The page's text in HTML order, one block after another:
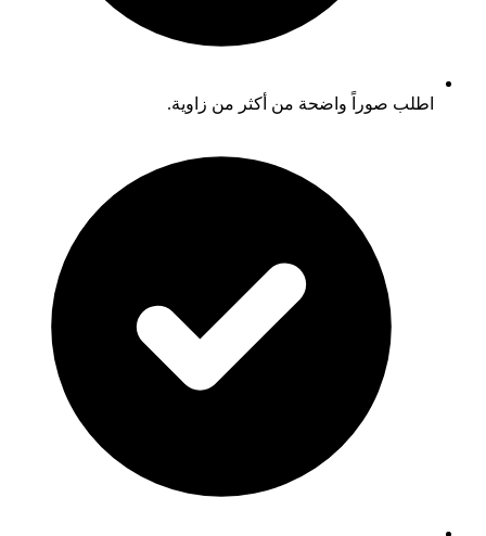
اطلب صوراً واضحة من أكثر من زاوية.